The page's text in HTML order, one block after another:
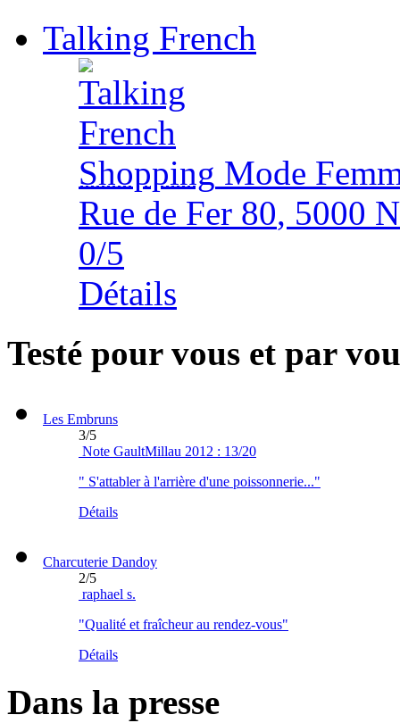
Talking French
Shopping Mode
Rue de Fer 80, 5000
0/5
Détails
Testé pour vous et par
Les Embruns
3/5
Note GaultMillau 2012 : 13/20
" S'attabler à l'arrière d'une poissonnerie..."
Détails
Charcuterie Dandoy
2/5
raphael s.
"Qualité et fraîcheur au rendez-vous"
Détails
Dans la presse